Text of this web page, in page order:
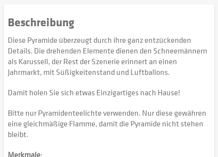
Beschreibung
Diese Pyramide überzeugt durch ihre ganz entzückenden
Details. Die drehenden Elemente dienen den Schneemännern
als Karussell, der Rest der Szenerie erinnert an einen
Jahrmarkt, mit Süßigkeitenstand und Luftballons.
Damit holen Sie sich etwas Einzigartiges nach Hause!
Bitte nur Pyramidenteelichte verwenden. Nur diese gewähren
eine gleichmäßige Flamme, damit die Pyramide nicht stehen
bleibt.
Merkmale: